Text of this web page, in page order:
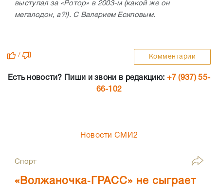
выступал за «Ротор»в 2003-м (какой же он
мегалодон, а?!). С Валерием Есиповым.
/ Комментарии
Есть новости? Пиши и звони в редакцию: +7 (937) 55-
66-102
Новости СМИ2
Спорт
«Волжаночка‑ГРАСС» не сыграет